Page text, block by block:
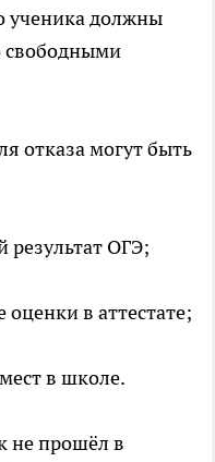
ученика должны
свободными
отказа могут быть
результат ОГЭ;
в аттестате;
в школе.
не прошёл в